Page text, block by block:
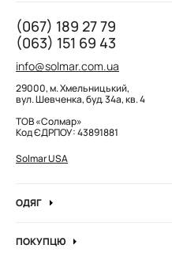
(067) 189 27 79
(063) 151 69 43
info@solmar.com.ua
29000, м. Хмельницький,
вул. Шевченка, буд. 34а, кв. 4
ТОВ «Солмар»
Код ЄДРПОУ: 43891881
Solmar USA
ОДЯГ
Кофти та джемпера
ПОКУПЦЮ